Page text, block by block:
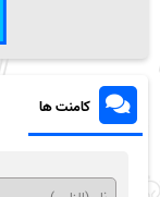
کامنت ها